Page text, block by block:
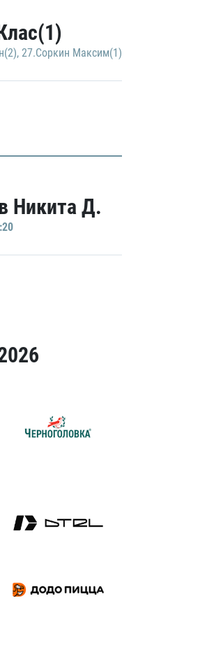
, 27.Соркин Максим(1)
Никита Д.